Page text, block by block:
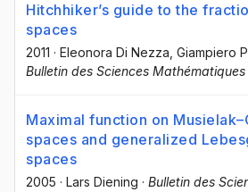
Hitchhikerʼs guide to the
spaces
2011 · Eleonora Di Nezza , Giampiero
Bulletin des Sciences Mathématiques
Maximal function on
spaces and generalized
spaces
2005 · Lars Diening · Bulletin des